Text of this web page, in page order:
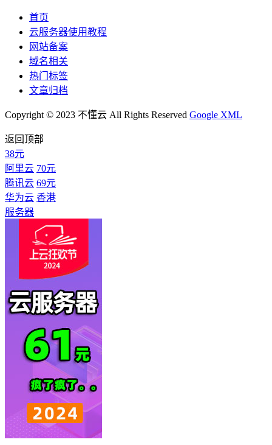
首页
云服务器使用教程
网站备案
域名相关
热门标签
文章归档
Copyright © 2023 不懂云 All Rights Reserved Google XML
返回顶部
38元
阿里云 70元
腾讯云 69元
华为云 香港
服务器